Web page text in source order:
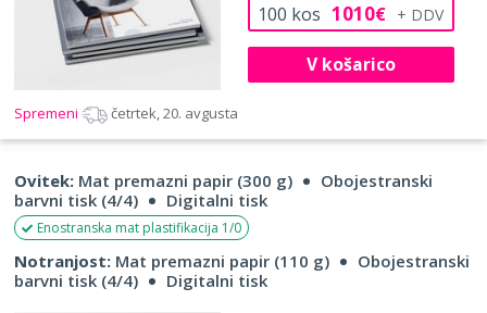
100 kos 1010€
V košarico
Spremeni četrtek, 20. avgusta
Ovitek: Mat premazni papir (300 g)
Obojestranski
barvni tisk (4/4)
Digitalni tisk
Enostranska mat plastifikacija 1/0
Notranjost: Mat premazni papir (110 g)
Obojestranski
barvni tisk (4/4)
Digitalni tisk